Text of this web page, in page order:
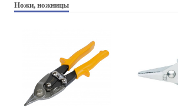
Ножи, ножницы